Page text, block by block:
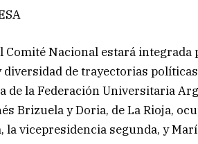
Comité Nacional estará
de trayectorias
de la Federación Universitaria
Brizuela y Doria, de La Rioja,
la vicepresidencia segunda, y